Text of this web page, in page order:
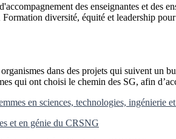
des enseignantes et des
diversité, équité et leadership
dans des projets qui suivent un
qui ont choisi le chemin des SG, afin
en sciences, technologies, ingénierie
et en génie du CRSNG